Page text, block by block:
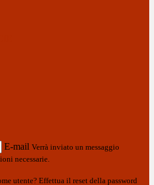
E-mail Verrà inviato un messaggio
necessarie.
utente? Effettua il reset della password